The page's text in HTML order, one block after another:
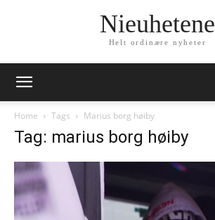
Nieuhetene
Helt ordinære nyheter
Home Tags Marius borg høiby
Tag: marius borg høiby